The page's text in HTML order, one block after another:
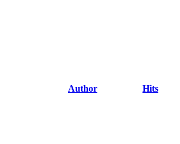
Author Hits